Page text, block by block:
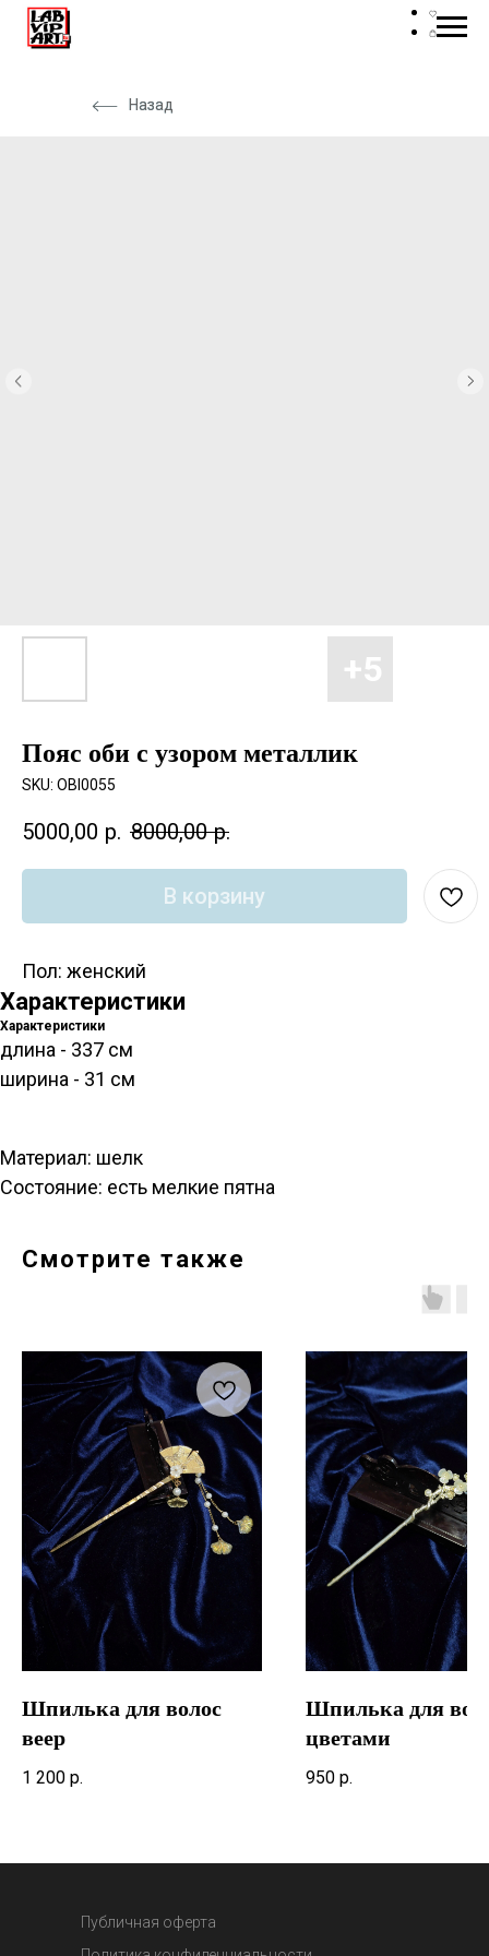
Назад
Назад
Пояс оби с узором металлик
SKU: OBI0055
5000,00 р. 8000,00 р.
В корзину
Пол: женский
Характеристики
Характеристики
длина - 337 см
ширина - 31 см
Материал: шелк
Состояние: есть мелкие пятна
Смотрите также
Шпилька для волос
веер
1 200 р.
Шпилька для
цветами
950 р.
Публичная оферта